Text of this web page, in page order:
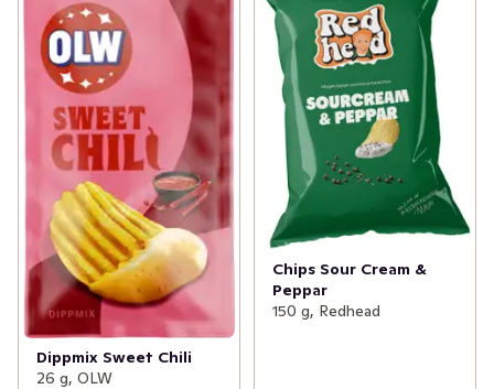
Dippmix Sweet Chili
26 g, OLW
Chips Sour Cream &
Peppar
150 g, Redhead